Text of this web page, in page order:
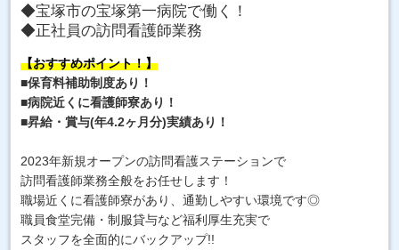
◆宝塚市の宝塚第一病院で働く！
◆正社員の訪問看護師業務
【おすすめポイント！】
■保育料補助制度あり！
■病院近くに看護師寮あり！
■昇給・賞与(年4.2ヶ月分)実績あり！
2023年新規オープンの訪問看護ステーションで
訪問看護師業務全般をお任せします！
職場近くに看護師寮があり、通勤しやすい環境です◎
職員食堂完備・制服貸与など福利厚生充実で
スタッフを全面的にバックアップ!!